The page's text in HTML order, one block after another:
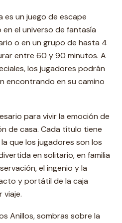
es un juego de escape
el universo de fantasía
o en un grupo de hasta 4
entre 60 y 90 minutos. A
los jugadores podrán
encontrando en su camino
para vivir la emoción de
de casa. Cada título tiene
que los jugadores son los
en solitario, en familia
el ingenio y la
y portátil de la caja
viaje.
Anillos, sombras sobre la